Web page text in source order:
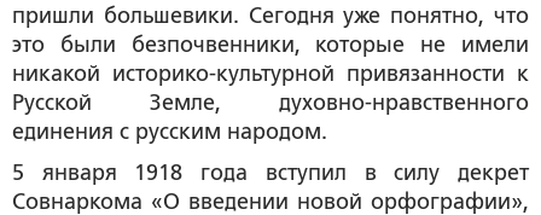
пришли большевики. Сегодня уже понятно, что
это были безпочвенники, которые не имели
никакой историко-культурной привязанности к
Русской Земле, духовно-нравственного
единения с русским народом.
5 января 1918 года вступил в силу декрет
Совнаркома «О введении новой орфографии»,